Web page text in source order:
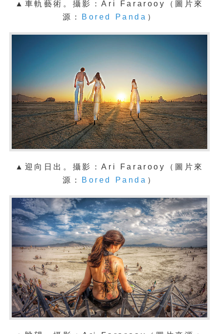
▲車軌藝術 。攝影：Ari Fararooy
（圖片來
源：
Bored Panda ）
▲迎向日出 。攝影：Ari Fararooy
（圖片來
源：
Bored Panda ）